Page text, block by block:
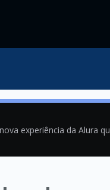
experiência da Alura